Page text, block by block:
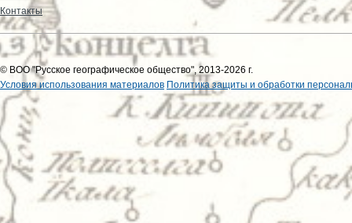
Контакты
© ВОО "Русское географическое общество", 2013-2026 г.
Условия использования материалов Политика защиты и обработки